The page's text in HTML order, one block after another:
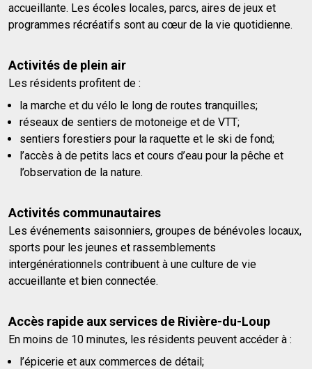
accueillante. Les écoles locales, parcs, aires de jeux et
programmes récréatifs sont au cœur de la vie quotidienne.
Activités de plein air
Les résidents profitent de :
la marche et du vélo le long de routes tranquilles;
réseaux de sentiers de motoneige et de VTT;
sentiers forestiers pour la raquette et le ski de fond;
l’accès à de petits lacs et cours d’eau pour la pêche et
l’observation de la nature.
Activités communautaires
Les événements saisonniers, groupes de bénévoles locaux,
sports pour les jeunes et rassemblements
intergénérationnels contribuent à une culture de vie
accueillante et bien connectée.
Accès rapide aux services de Rivière-du-Loup
En moins de 10 minutes, les résidents peuvent accéder à :
l’épicerie et aux commerces de détail;